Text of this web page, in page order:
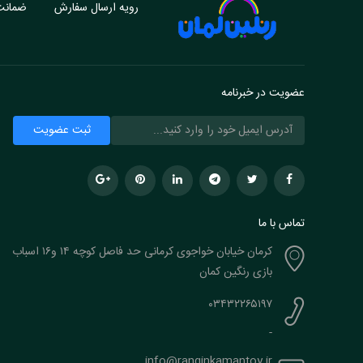
رویه ارسال سفارش
عضویت در خبرنامه
تماس با ما
کرمان خیابان خواجوی کرمانی حد فاصل کوچه ۱۴ و۱۶ اسباب
بازی رنگین کمان
۰۳۴۳۲۲۶۵۱۹۷
-